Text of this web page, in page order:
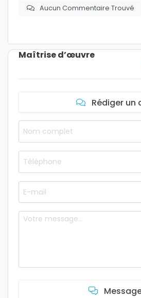
Aucun Commentaire Trouvé
Maîtrise d’œuvre
Rédiger un